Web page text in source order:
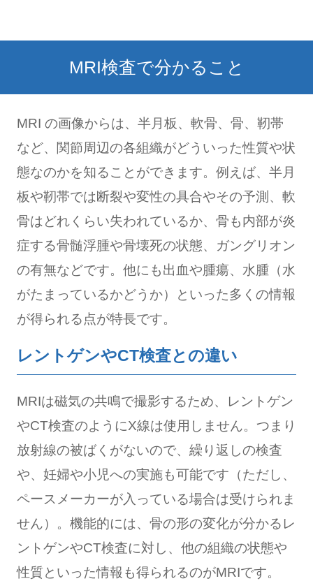
MRI検査で分かること
MRI の画像からは、半月板、軟骨、骨、靭帯
など、関節周辺の各組織がどういった性質や状
態なのかを知ることができます。例えば、半月
板や靭帯では断裂や変性の具合やその予測、軟
骨はどれくらい失われているか、骨も内部が炎
症する骨髄浮腫や骨壊死の状態、ガングリオン
の有無などです。他にも出血や腫瘍、水腫（水
がたまっているかどうか）といった多くの情報
が得られる点が特長です。
レントゲンやCT検査との違い
MRIは磁気の共鳴で撮影するため、レントゲン
やCT検査のようにX線は使用しません。つまり
放射線の被ばくがないので、繰り返しの検査
や、妊婦や小児への実施も可能です（ただし、
ペースメーカーが入っている場合は受けられま
せん）。機能的には、骨の形の変化が分かるレ
ントゲンやCT検査に対し、他の組織の状態や
性質といった情報も得られるのがMRIです。